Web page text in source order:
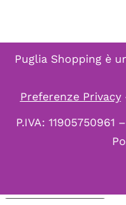
Puglia Shopping è
Preferenze Privacy
P.IVA: